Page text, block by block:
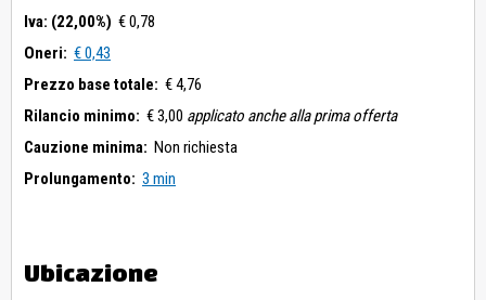
Iva: (22,00%) € 0,78
Oneri: € 0,43
Prezzo base totale: € 4,76
Rilancio minimo: € 3,00 applicato anche alla prima offerta
Cauzione minima: Non richiesta
Prolungamento: 3 min
Ubicazione